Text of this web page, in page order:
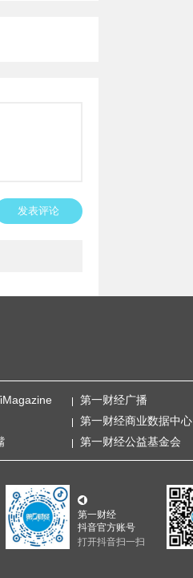
发表评论
第一财经广播
第一财经商业数据中心
第一财经公益基金会
第一财经
抖音官方账号
打开抖音扫一扫